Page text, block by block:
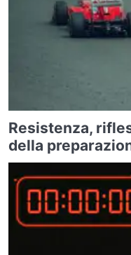
Resistenza,
della